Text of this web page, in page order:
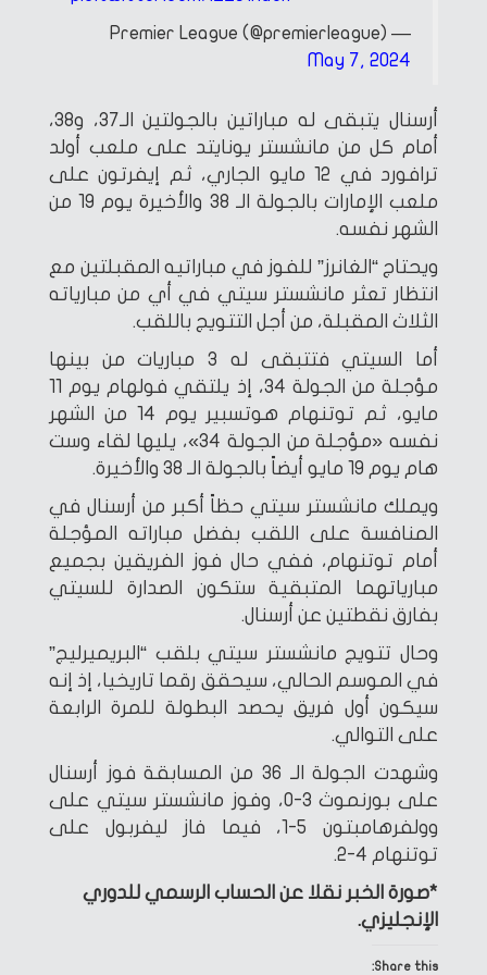
— Premier League (@premierleague)
May 7, 2024
أرسنال يتبقى له مباراتين بالجولتين الـ37، و38،
أمام كل من مانشستر يونايتد على ملعب أولد
ترافورد في 12 مايو الجاري، ثم إيفرتون على
ملعب الإمارات بالجولة الـ 38 والأخيرة يوم 19 من
الشهر نفسه.
ويحتاج “الغانرز” للفوز في مباراتيه المقبلتين مع
انتظار تعثر مانشستر سيتي في أي من مبارياته
الثلاث المقبلة، من أجل التتويج باللقب.
أما السيتي فتتبقى له 3 مباريات من بينها
مؤجلة من الجولة 34، إذ يلتقي فولهام يوم 11
مايو، ثم توتنهام هوتسبير يوم 14 من الشهر
نفسه «مؤجلة من الجولة 34»، يليها لقاء وست
هام يوم 19 مايو أيضاً بالجولة الـ 38 والأخيرة.
ويملك مانشستر سيتي حظاً أكبر من أرسنال في
المنافسة على اللقب بفضل مباراته المؤجلة
أمام توتنهام، ففي حال فوز الفريقين بجميع
مبارياتهما المتبقية ستكون الصدارة للسيتي
بفارق نقطتين عن أرسنال.
وحال تتويج مانشستر سيتي بلقب “البريميرليج”
في الموسم الحالي، سيحقق رقما تاريخيا، إذ إنه
سيكون أول فريق يحصد البطولة للمرة الرابعة
على التوالي.
وشهدت الجولة الـ 36 من المسابقة فوز أرسنال
على بورنموث 3-0، وفوز مانشستر سيتي على
وولفرهامبتون 5-1، فيما فاز ليفربول على
توتنهام 4-2.
*صورة الخبر نقلا عن الحساب الرسمي للدوري
الإنجليزي.
Share this: